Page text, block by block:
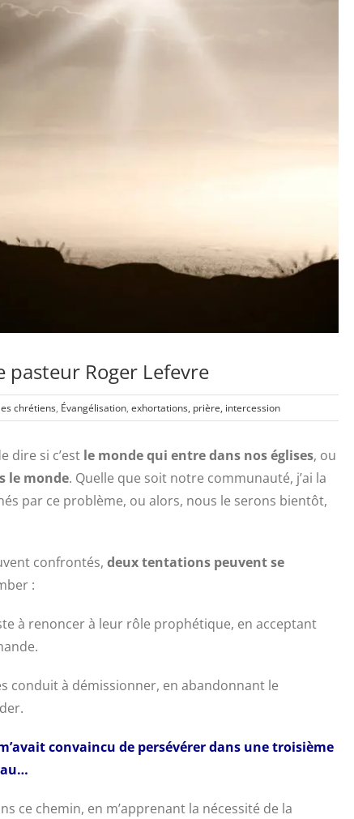
pasteur Roger Lefevre
chrétiens, Évangélisation, exhortations, prière, intercession
dire si c’est le monde qui entre dans nos églises, ou
le monde. Quelle que soit notre communauté, j’ai la
par ce problème, ou alors, nous le serons bientôt,
confrontés, deux tentations peuvent se
:
à renoncer à leur rôle prophétique, en acceptant
conduit à démissionner, en abandonnant le
convaincu de persévérer dans une troisième
ce chemin, en m’apprenant la nécessité de la